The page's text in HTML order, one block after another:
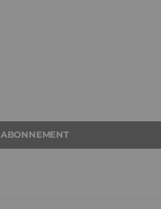
ABONNEMENT